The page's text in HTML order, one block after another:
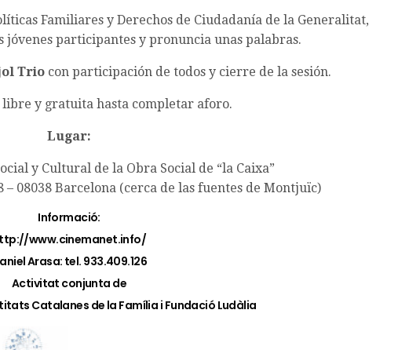
Familiares y Derechos de Ciudadanía de la Generalitat,
jóvenes participantes y pronuncia unas palabras.
Trio con participación de todos y cierre de la sesión.
libre y gratuita hasta completar aforo.
Lugar:
y Cultural de la Obra Social de “la Caixa”
– 08038 Barcelona (cerca de las fuentes de Montjuïc)
Informació:
www.cinemanet.info/
Arasa: tel. 933.409.126
Activitat conjunta de
Catalanes de la Família i Fundació Ludàlia